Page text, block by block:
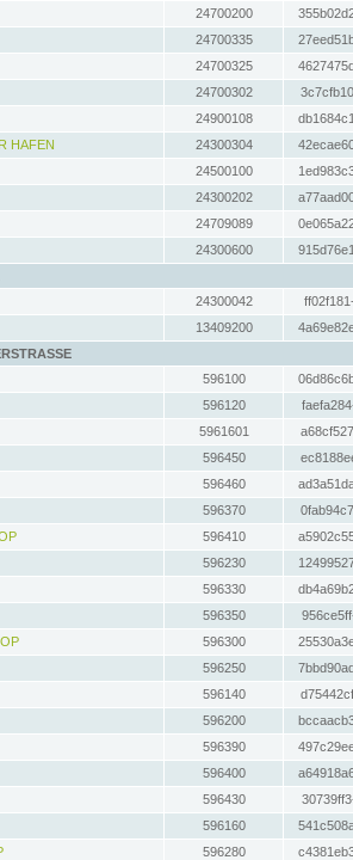
24700200
24700335
24700325
24700302
24900108
HAFEN
24300304
24500100
24300202
24709089
24300600
24300042
13409200
596100
596120
5961601
596450
596460
596370
596410
596230
596330
596350
596300
596250
596140
596200
596390
596400
596430
596160
596280